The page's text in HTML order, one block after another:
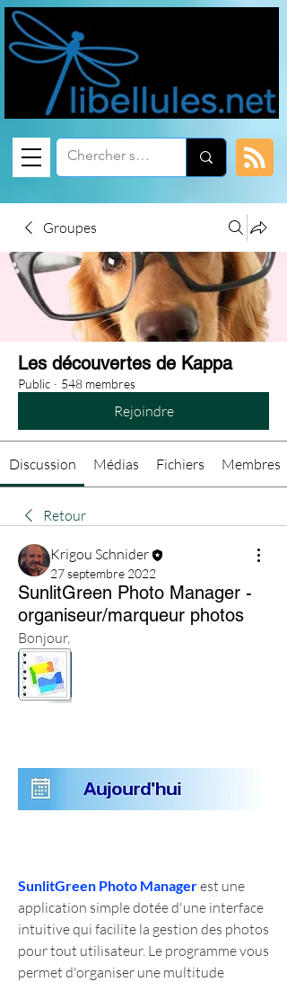
Groupes
Les découvertes de Kappa
Public · 548 membres
Rejoindre
Discussion Médias Fichiers Membres
Retour
Krigou Schnider
27 septembre 2022
SunlitGreen Photo Manager -
organiseur/marqueur photos
Bonjour,
SunlitGreen Photo Manager est une
application simple dotée d'une interface
intuitive qui facilite la gestion des photos
pour tout utilisateur. Le programme vous
permet d'organiser une multitude